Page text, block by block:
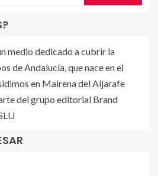
medio dedicado a cubrir la
de Andalucía, que nace en el
en Mairena del Aljarafe
del grupo editorial Brand